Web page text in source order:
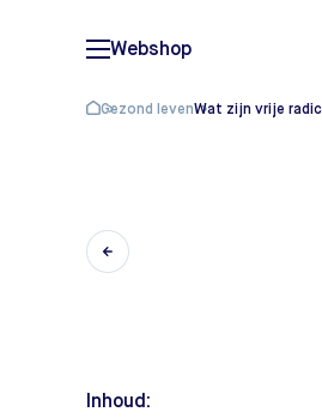
Webshop
Gezond levenWat zijn vrije
Inhoud: